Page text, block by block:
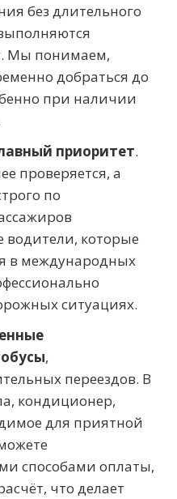
без длительного
Мы понимаем,
добраться до
при наличии
приоритет.
проверяется, а
по
которые
в международных
ситуациях.
,
переездов. В
кондиционер,
для приятной
способами оплаты,
что делает